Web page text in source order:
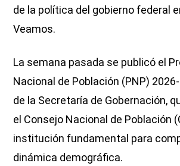
de la política del gobierno federal
Veamos.
La semana pasada se publicó el
Nacional de Población (PNP)
de la Secretaría de Gobernación,
el Consejo Nacional de Población
institución fundamental para
dinámica demográfica.